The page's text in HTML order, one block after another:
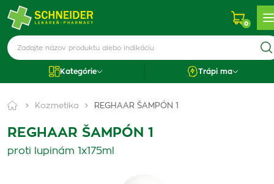
0
Kategórie Trápi ma
Kozmetika REGHAAR ŠAMPÓN 1
REGHAAR ŠAMPÓN 1
proti lupinám 1x175ml